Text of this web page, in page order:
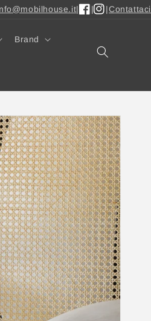
|
|
|Contattaci
Brand